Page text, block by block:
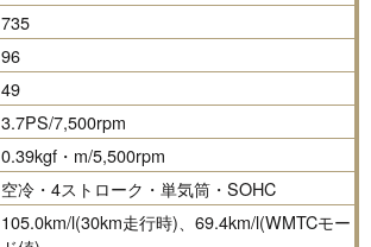
735
96
49
3.7PS/7,500rpm
0.39kgf・m/5,500rpm
空冷・4ストローク・単気筒・SOHC
105.0km/l(30km走行時)、69.4km/l(WMTCモー